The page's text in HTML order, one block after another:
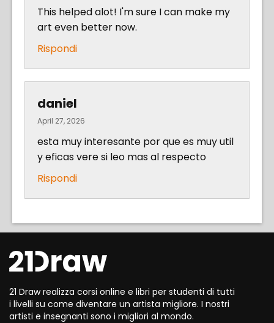
This helped alot! I'm sure I can make my
art even better now.
Rispondi
daniel
April 27, 2026
esta muy interesante por que es muy util
y eficas vere si leo mas al respecto
Rispondi
21 Draw realizza corsi online e libri per studenti di tutti
i livelli su come diventare un artista migliore. I nostri
artisti e insegnanti sono i migliori al mondo.